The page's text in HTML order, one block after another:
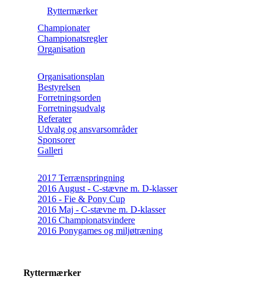
Ryttermærker
Championater
Championatsregler
Organisation
Organisationsplan
Bestyrelsen
Forretningsorden
Forretningsudvalg
Referater
Udvalg og ansvarsområder
Sponsorer
Galleri
2017 Terrænspringning
2016 August - C-stævne m. D-klasser
2016 - Fie & Pony Cup
2016 Maj - C-stævne m. D-klasser
2016 Championatsvindere
2016 Ponygames og miljøtræning
Ryttermærker